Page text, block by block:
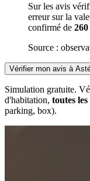
Sur les avis
erreur sur la
confirmé de
Source :
Vérifier mon avis à
Simulation gratuite.
d'habitation, toutes
parking, box).